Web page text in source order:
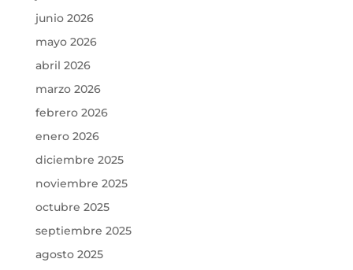
junio 2026
mayo 2026
abril 2026
marzo 2026
febrero 2026
enero 2026
diciembre 2025
noviembre 2025
octubre 2025
septiembre 2025
agosto 2025